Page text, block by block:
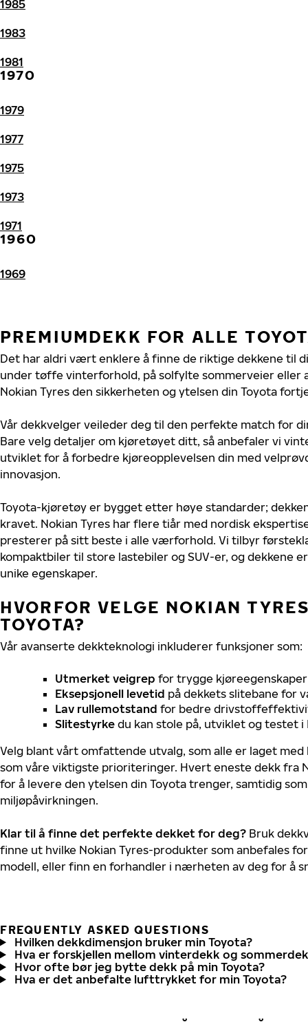
1985
1983
1981
1970
1979
1977
1975
1973
1971
1960
1969
PREMIUMDEKK FOR ALLE
Det har aldri vært enklere å finne de riktige dekkene til
under tøffe vinterforhold, på solfylte sommerveier eller
Nokian Tyres den sikkerheten og ytelsen din Toyota
Vår dekkvelger veileder deg til den perfekte match for
Bare velg detaljer om kjøretøyet ditt, så anbefaler vi
utviklet for å forbedre kjøreopplevelsen din med
innovasjon.
Toyota-kjøretøy er bygget etter høye standarder;
kravet. Nokian Tyres har flere tiår med nordisk
presterer på sitt beste i alle værforhold. Vi tilbyr
kompaktbiler til store lastebiler og SUV-er, og dekkene
unike egenskaper.
HVORFOR VELGE NOKIAN
TOYOTA?
Vår avanserte dekkteknologi inkluderer funksjoner som:
Utmerket veigrep for trygge
Eksepsjonell levetid på dekkets slitebane for
Lav rullemotstand for bedre
Slitestyrke du kan stole på, utviklet og testet i
Velg blant vårt omfattende utvalg, som alle er laget
som våre viktigste prioriteringer. Hvert eneste dekk fra
for å levere den ytelsen din Toyota trenger, samtidig
miljøpåvirkningen.
Klar til å finne det perfekte dekket for deg? Bruk
finne ut hvilke Nokian Tyres-produkter som anbefales
modell, eller finn en forhandler i nærheten av deg for å
FREQUENTLY ASKED QUESTIONS
Hvilken dekkdimensjon bruker min Toyota?
Hva er forskjellen mellom vinterdekk og
Hvor ofte bør jeg bytte dekk på min Toyota?
Hva er det anbefalte lufttrykket for min Toyota?